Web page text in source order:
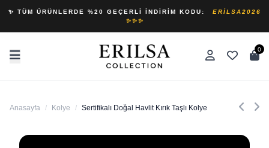
✨ TÜM ÜRÜNLERDE %20 GEÇERLI İNDIRIM KODU:
ERILSA2026
✨✨✨
0
Anasayfa / Kolye / Sertifikalı Doğal Havlit Kırık Taşlı Kolye